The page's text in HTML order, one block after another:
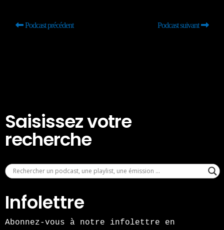
Podcast précédent Podcast suivant
Saisissez votre
recherche
Infolettre
Abonnez-vous à notre infolettre en